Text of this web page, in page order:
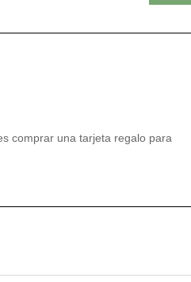
comprar una tarjeta regalo para